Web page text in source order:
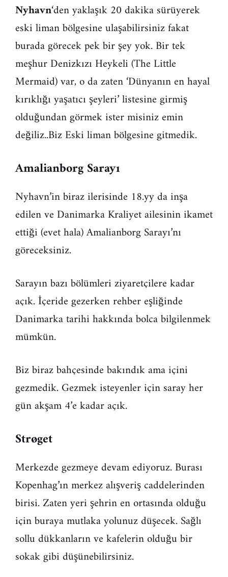
Nyhavn‘den yaklaşık 20 dakika sürüyerek
eski liman bölgesine ulaşabilirsiniz fakat
burada görecek pek bir şey yok. Bir tek
meşhur Denizkızı Heykeli (The Little
Mermaid) var, o da zaten ‘Dünyanın en hayal
kırıklığı yaşatıcı şeyleri’ listesine girmiş
olduğundan görmek ister misiniz emin
değiliz..Biz Eski liman bölgesine gitmedik.
Amalianborg Sarayı
Nyhavn’in biraz ilerisinde 18.yy da inşa
edilen ve Danimarka Kraliyet ailesinin ikamet
ettiği (evet hala) Amalianborg Sarayı’nı
göreceksiniz.
Sarayın bazı bölümleri ziyaretçilere kadar
açık. İçeride gezerken rehber eşliğinde
Danimarka tarihi hakkında bolca bilgilenmek
mümkün.
Biz biraz bahçesinde bakındık ama içini
gezmedik. Gezmek isteyenler için saray her
gün akşam 4’e kadar açık.
Strøget
Merkezde gezmeye devam ediyoruz. Burası
Kopenhag’ın merkez alışveriş caddelerinden
birisi. Zaten yeri şehrin en ortasında olduğu
için buraya mutlaka yolunuz düşecek. Sağlı
sollu dükkanların ve kafelerin olduğu bir
sokak gibi düşünebilirsiniz.